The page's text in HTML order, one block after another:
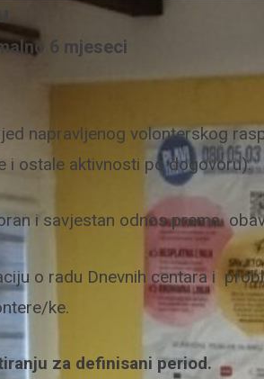
6 mjeseci
napravljenog volonterskog
i ostale aktivnosti po dogovoru).
i savjestan odnos prema
o radu Dnevnih centara i
ke.
za definisani period.